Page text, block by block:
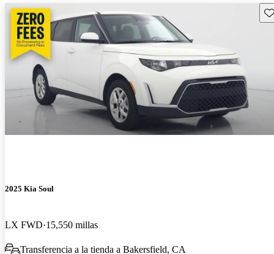
2025 Kia Soul
LX FWD 15,550 millas
Transferencia a la tienda a Bakersfield, CA